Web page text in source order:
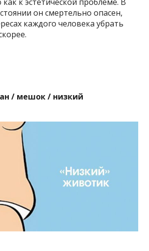
он смертельно опасен,
каждого человека убрать
/ мешок / низкий